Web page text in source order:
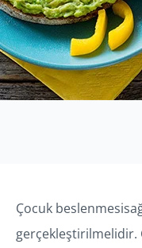
Çocuk
gerçekleştirilmelidir.